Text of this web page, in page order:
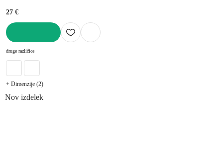
27 €
druge različice
+ Dimenzije (2)
Nov izdelek